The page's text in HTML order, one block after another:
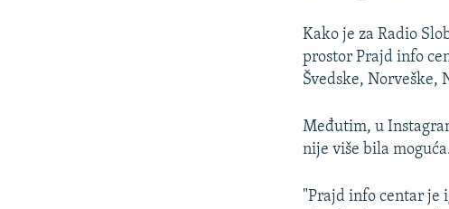
Kako je za Radio
prostor Prajd info
Švedske, Norveške,
Međutim, u
nije više bila
"Prajd info centar je